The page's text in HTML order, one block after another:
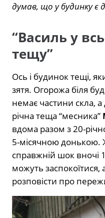
думав, що у будинку є
“Василь у
тещу”
Ось і будинок тещі,
зятя. Огорожа біля
немає частини скла, а
річна теща “месника”
вдома разом з 20-
5-місячною донькою.
справжній шок вночі
можуть заспокоїтися,
розповісти про